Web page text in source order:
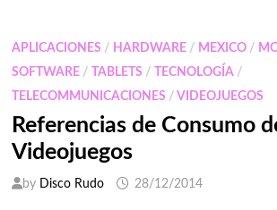
MÁS
CON
SU
OPENTOUCH
APLICACIONES / HARDWARE/ MEXICO/
SOFTWARE/ TABLETS / TECNOLOGÍA/
TELECOMMUNICACIONES / VIDEOJUEGOS
Referencias de Consumo
Videojuegos
by Disco Rudo 28/12/2014